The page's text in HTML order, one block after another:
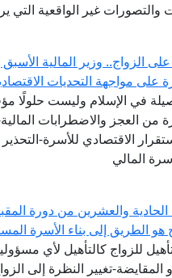
والتصورات غير الواقعية
الزواج.. وزير المالية
مواجهة التحديات
في الإسلام وليست حلولًا
من العجز والاضطرابات
الاقتصادي للأسرة-
المالي
والعشرين من دورة
هو الطريق إلى بناء الأسرة
للزواج كالتأهيل لأي
تغيير النظرة إلى